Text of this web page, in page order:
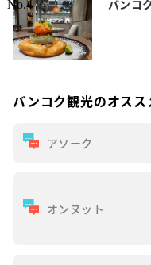
バンコ
バンコク観光のオスス
アソーク
オンヌット